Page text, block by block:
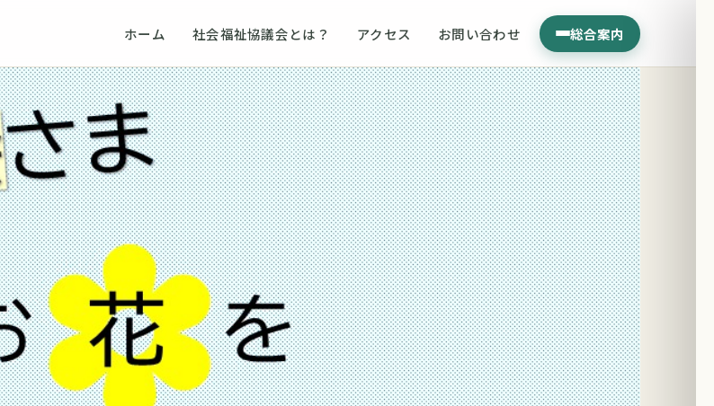
ホーム 社会福祉協議会とは？ アクセス お問い合わせ 総合案内